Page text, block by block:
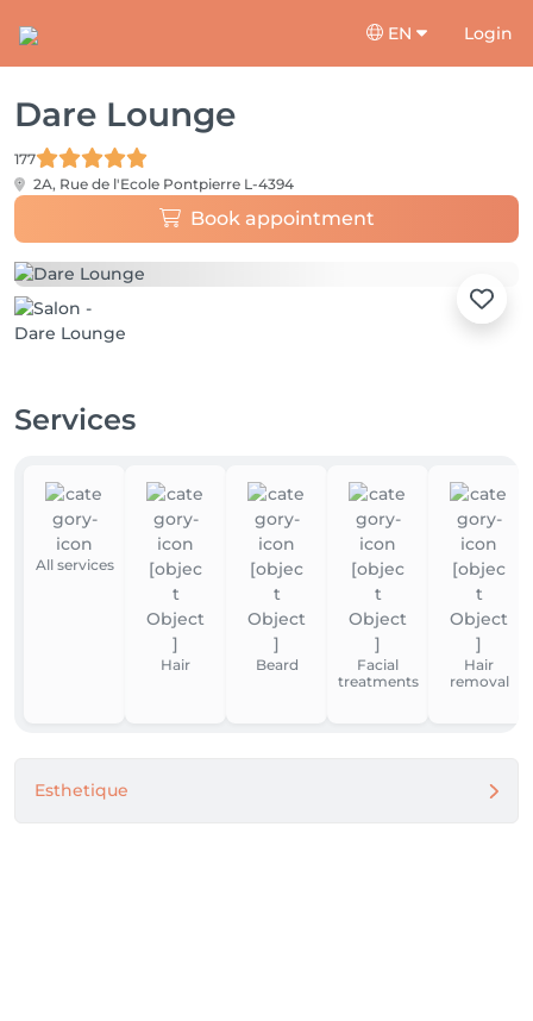
EN Login
Dare Lounge
177
2A, Rue de l'Ecole Pontpierre L-4394
Book appointment
Services
All services
Hair Beard
Facial
treatments
Hair
removal
Esthetique